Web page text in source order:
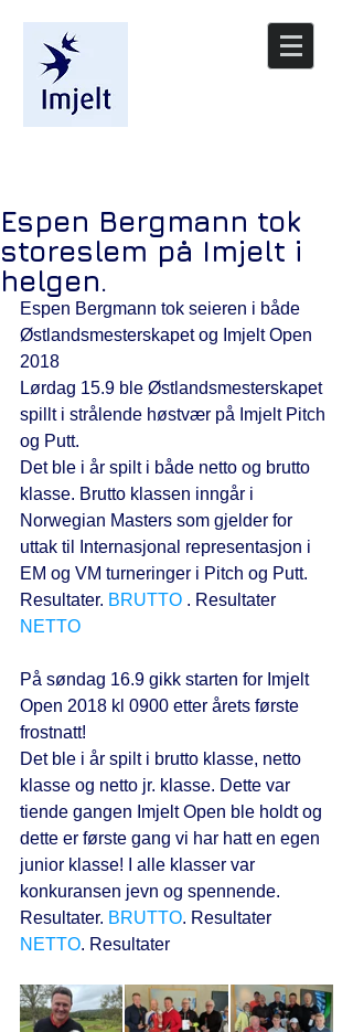
Espen Bergmann tok
storeslem på Imjelt i
helgen.
Espen Bergmann tok seieren i både
Østlandsmesterskapet og Imjelt Open
2018
Lørdag 15.9 ble Østlandsmesterskapet
spillt i strålende høstvær på Imjelt Pitch
og Putt.
Det ble i år spilt i både netto og brutto
klasse. Brutto klassen inngår i
Norwegian Masters som gjelder for
uttak til Internasjonal representasjon i
EM og VM turneringer i Pitch og Putt.
Resultater. BRUTTO . Resultater
NETTO
På søndag 16.9 gikk starten for Imjelt
Open 2018 kl 0900 etter årets første
frostnatt!
Det ble i år spilt i brutto klasse, netto
klasse og netto jr. klasse. Dette var
tiende gangen Imjelt Open ble holdt og
dette er første gang vi har hatt en egen
junior klasse! I alle klasser var
konkuransen jevn og spennende.
Resultater. BRUTTO. Resultater
NETTO. Resultater